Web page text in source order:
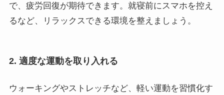
で、疲労回復が期待できます。就寝前にスマホを控え
るなど、リラックスできる環境を整えましょう。
2. 適度な運動を取り入れる
ウォーキングやストレッチなど、軽い運動を習慣化す